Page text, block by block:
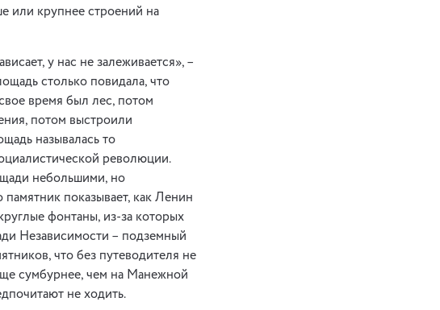
или крупнее строений на
у нас не залеживается», –
столько повидала, что
время был лес, потом
потом выстроили
называлась то
революции.
небольшими, но
показывает, как Ленин
фонтаны, из-за которых
Независимости – подземный
что без путеводителя не
сумбурнее, чем на Манежной
не ходить.